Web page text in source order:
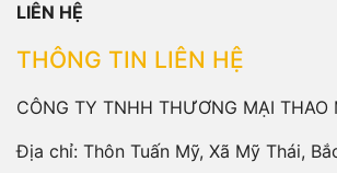
LIÊN HỆ
THÔNG TIN LIÊN HỆ
CÔNG TY TNHH THƯƠNG MẠI THAO
Địa chỉ: Thôn Tuấn Mỹ, Xã Mỹ Thái,